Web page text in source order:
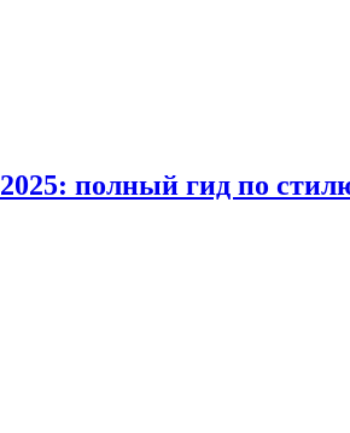
полный гид по